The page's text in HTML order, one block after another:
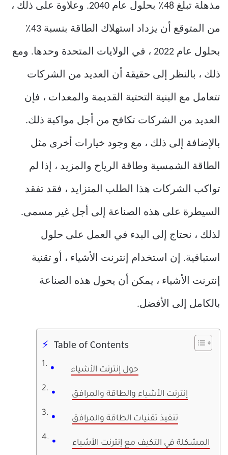
مذهلة تبلغ 48٪ بحلول عام 2040. وعلاوة على ذلك ،
من المتوقع أن يزداد استهلاك الطاقة بنسبة 43٪
بحلول عام 2022 ، في الولايات المتحدة وحدها. ومع
ذلك ، بالنظر إلى حقيقة أن العديد من الشركات
تتعامل مع البنية التحتية القديمة والمعدات ، فإن
العديد من الشركات تكافح من أجل مواكبة ذلك.
بالإضافة إلى ذلك ، مع وجود خيارات أخرى مثل
الطاقة الشمسية وطاقة الرياح والمزيد ، إذا لم
تواكب الشركات هذا الطلب المتزايد ، فقد تفقد
السيطرة على هذه الصناعة إلى أجل غير مسمى.
لذلك ، نحتاج إلى البدء في العمل على حلول
استباقية. إن استخدام إنترنت الأشياء ، أو تقنية
إنترنت الأشياء ، يمكن أن يحول هذه الصناعة
بالكامل إلى الأفضل.
Table of Contents
حول إنترنت الأشياء
إنترنت الأشياء والطاقة والمرافق
تنفيذ تقنيات الطاقة والمرافق
المشكلة في التكيف مع إنترنت الأشياء